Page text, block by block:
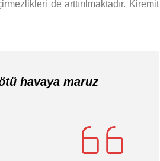
de arttırılmaktadır. Kiremit
havaya maruz